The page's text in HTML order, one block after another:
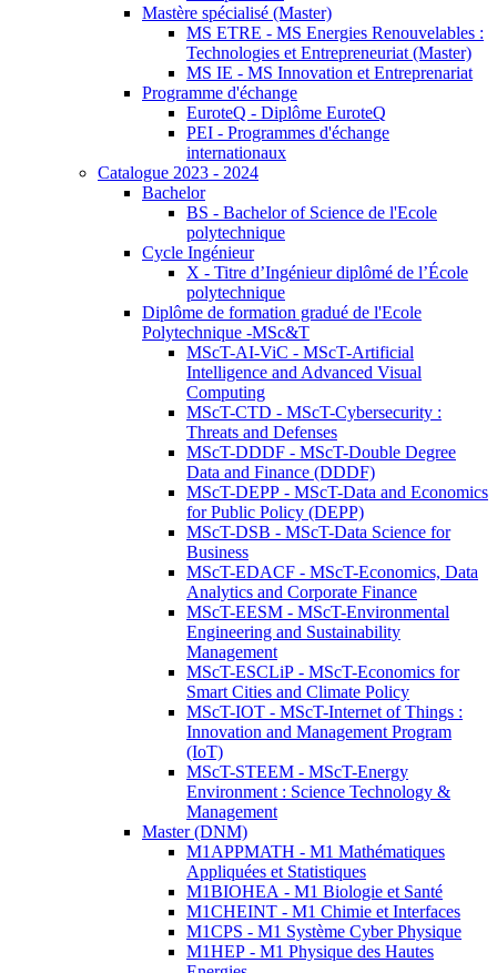
Mastère spécialisé (Master)
MS ETRE - MS Energies Renouvelables :
Technologies et Entrepreneuriat (Master)
MS IE - MS Innovation et Entreprenariat
Programme d'échange
EuroteQ - Diplôme EuroteQ
PEI - Programmes d'échange
internationaux
Catalogue 2023 - 2024
Bachelor
BS - Bachelor of Science de l'Ecole
polytechnique
Cycle Ingénieur
X - Titre d’Ingénieur diplômé de l’École
polytechnique
Diplôme de formation gradué de l'Ecole
Polytechnique -MSc&T
MScT-AI-ViC - MScT-Artificial
Intelligence and Advanced Visual
Computing
MScT-CTD - MScT-Cybersecurity :
Threats and Defenses
MScT-DDDF - MScT-Double Degree
Data and Finance (DDDF)
MScT-DEPP - MScT-Data and Economics
for Public Policy (DEPP)
MScT-DSB - MScT-Data Science for
Business
MScT-EDACF - MScT-Economics, Data
Analytics and Corporate Finance
MScT-EESM - MScT-Environmental
Engineering and Sustainability
Management
MScT-ESCLiP - MScT-Economics for
Smart Cities and Climate Policy
MScT-IOT - MScT-Internet of Things :
Innovation and Management Program
(IoT)
MScT-STEEM - MScT-Energy
Environment : Science Technology &
Management
Master (DNM)
M1APPMATH - M1 Mathématiques
Appliquées et Statistiques
M1BIOHEA - M1 Biologie et Santé
M1CHEINT - M1 Chimie et Interfaces
M1CPS - M1 Système Cyber Physique
M1HEP - M1 Physique des Hautes